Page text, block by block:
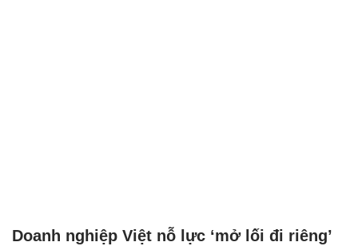
Doanh nghiệp Việt nỗ lực ‘mở lối đi riêng’